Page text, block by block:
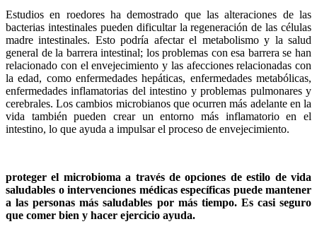
Estudios en roedores ha demostrado que las alteraciones de las
bacterias intestinales pueden dificultar la regeneración de las células
madre intestinales. Esto podría afectar el metabolismo y la salud
general de la barrera intestinal; los problemas con esa barrera se han
relacionado con el envejecimiento y las afecciones relacionadas con
la edad, como enfermedades hepáticas, enfermedades metabólicas,
enfermedades inflamatorias del intestino y problemas pulmonares y
cerebrales. Los cambios microbianos que ocurren más adelante en la
vida también pueden crear un entorno más inflamatorio en el
intestino, lo que ayuda a impulsar el proceso de envejecimiento.
proteger el microbioma a través de opciones de estilo de vida
saludables o intervenciones médicas específicas puede mantener
a las personas más saludables por más tiempo. Es casi seguro
que comer bien y hacer ejercicio ayuda.